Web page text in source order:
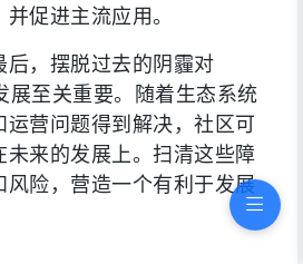
促进主流应用。
后，摆脱过去的阴霾对
展至关重要。随着生态系统
运营问题得到解决，社区可
未来的发展上。扫清这些障
风险，营造一个有利于发展